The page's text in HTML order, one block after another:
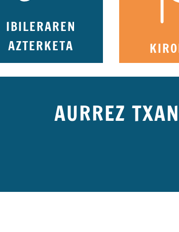
IBILERAREN
AZTERKETA
AURREZ